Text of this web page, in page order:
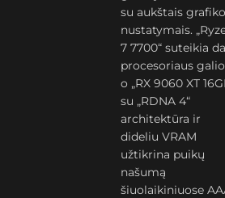
su aukštais
nustatymais.
7 7700“ suteikia
procesoriaus
o „RX 9060 XT
su „RDNA 4“
architektūra ir
dideliu VRAM
užtikrina puikų
našumą
šiuolaikiniuose